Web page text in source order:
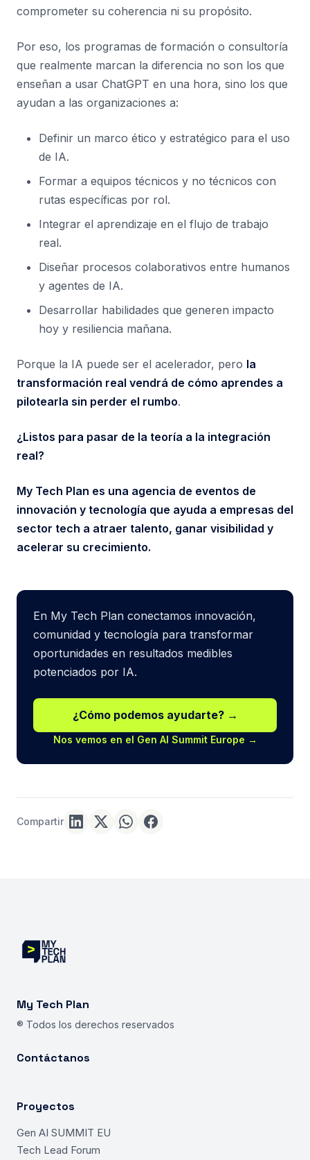
comprometer su coherencia ni su propósito.
Por eso, los programas de formación o consultoría
que realmente marcan la diferencia no son los que
enseñan a usar ChatGPT en una hora, sino los que
ayudan a las organizaciones a:
Definir un marco ético y estratégico para el uso
de IA.
Formar a equipos técnicos y no técnicos con
rutas específicas por rol.
Integrar el aprendizaje en el flujo de trabajo
real.
Diseñar procesos colaborativos entre humanos
y agentes de IA.
Desarrollar habilidades que generen impacto
hoy y resiliencia mañana.
Porque la IA puede ser el acelerador, pero la
transformación real vendrá de cómo aprendes a
pilotearla sin perder el rumbo.
¿Listos para pasar de la teoría a la integración
real?
My Tech Plan es una agencia de eventos de
innovación y tecnología que ayuda a empresas del
sector tech a atraer talento, ganar visibilidad y
acelerar su crecimiento.
En My Tech Plan conectamos innovación,
comunidad y tecnología para transformar
oportunidades en resultados medibles
potenciados por IA.
¿Cómo podemos ayudarte? →
Nos vemos en el Gen AI Summit Europe →
Compartir
My Tech Plan
® Todos los derechos reservados
Contáctanos
Proyectos
Gen AI SUMMIT EU
Tech Lead Forum